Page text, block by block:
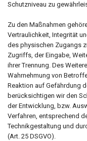
Schutzniveau zu
Zu den Maßnahmen
Vertraulichkeit, Integrität
des physischen Zugangs
Zugriffs, der Eingabe,
ihrer Trennung. Des
Wahrnehmung von
Reaktion auf Gefährdung
berücksichtigen wir den
der Entwicklung, bzw.
Verfahren, entsprechend
Technikgestaltung und
(Art. 25 DSGVO).